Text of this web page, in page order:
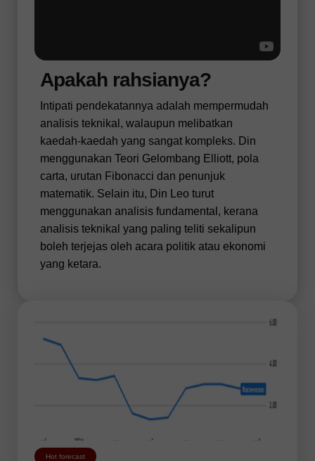
Apakah rahsianya?
Intipati pendekatannya adalah mempermudah
analisis teknikal, walaupun melibatkan
kaedah-kaedah yang sangat kompleks. Din
menggunakan Teori Gelombang Elliott, pola
carta, urutan Fibonacci dan penunjuk
matematik. Selain itu, Din Leo turut
menggunakan analisis fundamental, kerana
analisis teknikal yang paling teliti sekalipun
boleh terjejas oleh acara politik atau ekonomi
yang ketara.
Hot forecast